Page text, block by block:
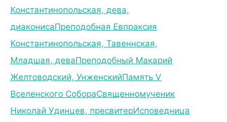
Константинопольская, дева,
диаконисаПреподобная Евпраксия
Константинопольская, Тавеннская,
Младшая, деваПреподобный Макарий
Желтоводский, УнженскийПамять V
Вселенского СобораСвященномученик
Николай Удинцев, пресвитерИсповедница